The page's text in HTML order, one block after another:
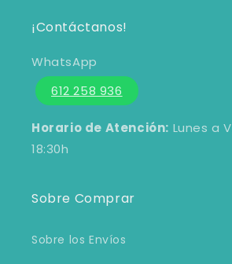
¡Contáctanos!
WhatsApp
612 258 936
Horario de Atención: Lunes a
18:30h
Sobre Comprar
Sobre los Envíos